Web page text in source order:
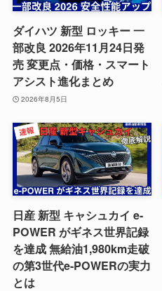
ダイハツ 新型 ロッキー 一
部改良 2026年11月24日発
売 変更点・価格・スマート
アシスト進化まとめ
2026年8月5日
日産 新型 キャシュカイ e-
POWER がギネス世界記録
を達成 無給油1,980km走破
の第3世代e-POWERの実力
とは